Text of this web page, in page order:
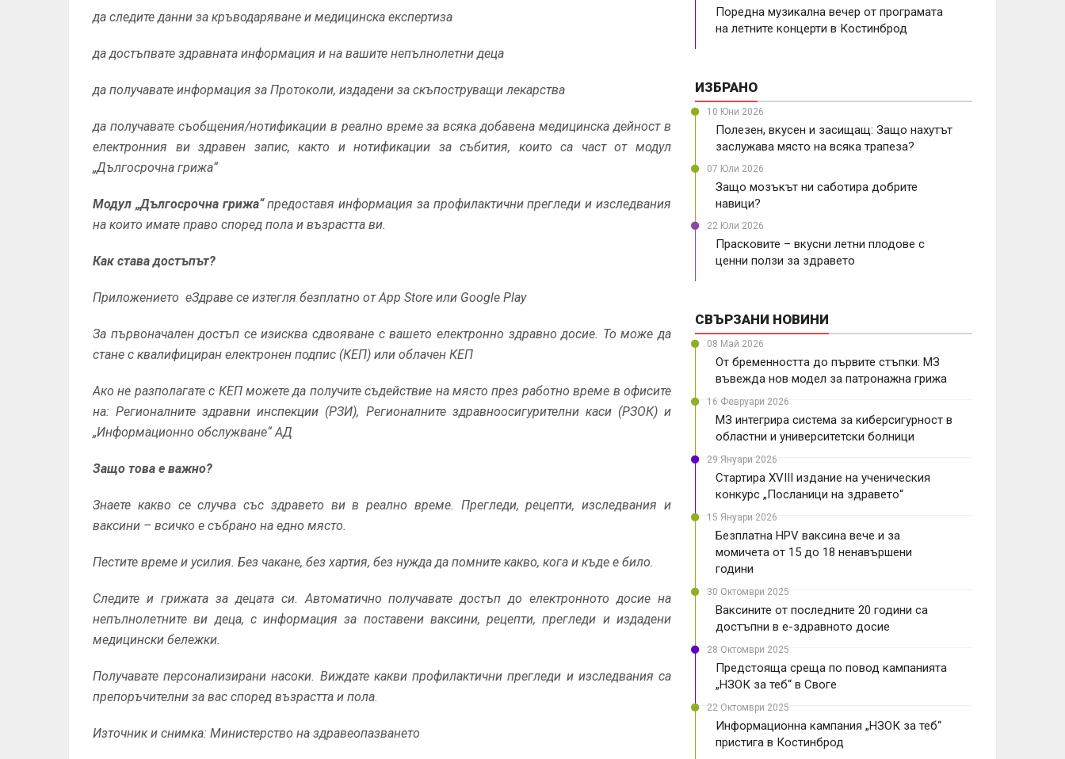
да следите данни за кръводаряване и медицинска експертиза
да достъпвате здравната информация и на вашите непълнолетни деца
да получавате информация за Протоколи, издадени за скъпоструващи лекарства
да получавате съобщения/нотификации в реално време за всяка добавена медицинска дейност в
електронния ви здравен запис, както и нотификации за събития, които са част от модул
„Дългосрочна грижа“
Модул „Дългосрочна грижа“предоставя информация за профилактични прегледи и изследвания
на които имате право според пола и възрастта ви.
Как става достъпът?
Приложението еЗдраве се изтегля безплатно от App Store или Google Play
За първоначален достъп се изисква сдвояване с вашето електронно здравно досие. То може да
стане с квалифициран електронен подпис (КЕП) или облачен КЕП
Ако не разполагате с КЕП можете да получите съдействие на място през работно време в офисите
на: Регионалните здравни инспекции (РЗИ), Регионалните здравноосигурителни каси (РЗОК) и
„Информационно обслужване“ АД
Защо това е важно?
Знаете какво се случва със здравето ви в реално време. Прегледи, рецепти, изследвания и
ваксини – всичко е събрано на едно място.
Пестите време и усилия. Без чакане, без хартия, без нужда да помните какво, кога и къде е било.
Следите и грижата за децата си. Автоматично получавате достъп до електронното досие на
непълнолетните ви деца, с информация за поставени ваксини, рецепти, прегледи и издадени
медицински бележки.
Получавате персонализирани насоки. Виждате какви профилактични прегледи и изследвания са
препоръчителни за вас според възрастта и пола.
Източник и снимка: Министерство на здравеопазването
Поредна музикална вечер от програмата
на летните концерти в Костинброд
ИЗБРАНО
10 Юни 2026
Полезен, вкусен и засищащ: Защо нахутът
заслужава място на всяка трапеза?
07 Юли 2026
Защо мозъкът ни саботира добрите
навици?
22 Юли 2026
Прасковите – вкусни летни плодове с
ценни ползи за здравето
СВЪРЗАНИ НОВИНИ
08 Май 2026
От бременността до първите стъпки: МЗ
въвежда нов модел за патронажна грижа
16 Февруари 2026
МЗ интегрира система за киберсигурност в
областни и университетски болници
29 Януари 2026
Стартира XVIII издание на ученическия
конкурс „Посланици на здравето“
15 Януари 2026
Безплатна HPV ваксина вече и за
момичета от 15 до 18 ненавършени
години
30 Октомври 2025
Ваксините от последните 20 години са
достъпни в е-здравното досие
28 Октомври 2025
Предстояща среща по повод кампанията
„НЗОК за теб“ в Своге
22 Октомври 2025
Информационна кампания „НЗОК за теб“
пристига в Костинброд